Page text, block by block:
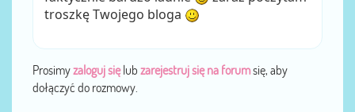
troszkę Twojego bloga
Prosimyzaloguj sięlub zarejestruj się na forumsię, aby
dołączyć do rozmowy.